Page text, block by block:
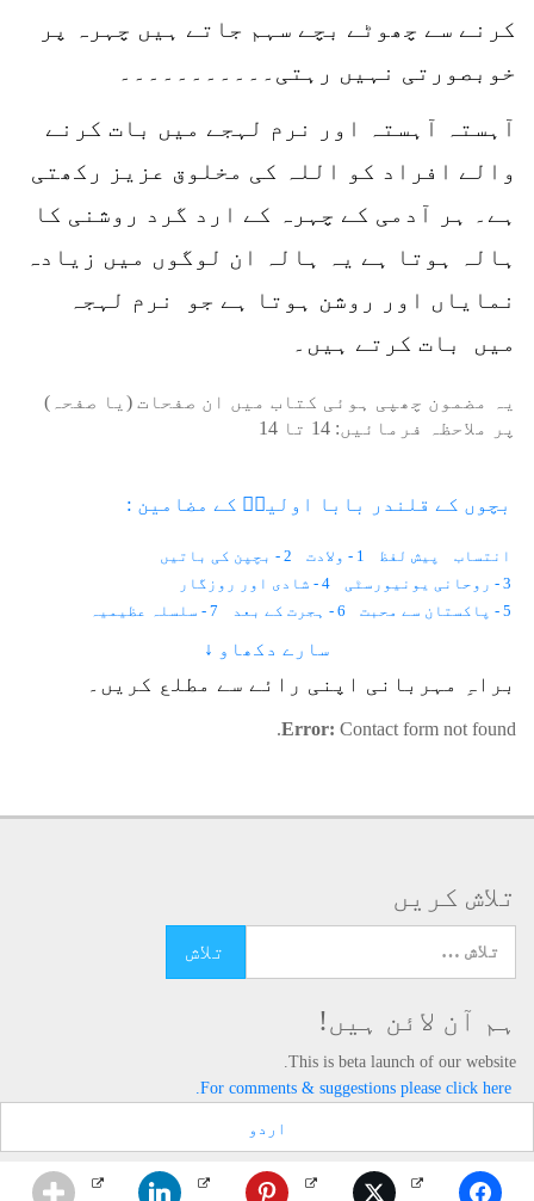
کرنے سے چھوٹے بچے سہم جاتے ہیں چہرہ پر
خوبصورتی نہیں رہتی۔۔۔۔۔۔۔۔۔۔۔
آہستہ آہستہ اور نرم لہجے میں بات کرنے
والے افراد کو اللہ کی مخلوق عزیز رکھتی
ہے۔ ہر آدمی کے چہرہ کے ارد گرد روشنی کا
ہالہ ہوتا ہے یہ ہالہ ان لوگوں میں زیادہ
نمایاں اور روشن ہوتا ہے جو نرم لہجہ
میں بات کرتے ہیں۔
یہ مضمون چھپی ہوئی کتاب میں ان صفحات (یا صفحہ)
پر ملاحظہ فرمائیں: 14 تا 14
بچوں کے قلندر بابا اولیاؒ کے مضامین :
انتساب پیش لفظ 1 - ولادت
2 - بچپن کی باتیں
3 - روحانی یونیورسٹی
4 - شادی اور روزگار
5 - پاکستان سے محبت
6 - ہجرت کے بعد 7 - سلسلہ عظیمیہ
10 - دسترخوان
11 - بچوں سے محبت 12 - جذبات کا احترام
13 - دوستوں کی محفل
سارے دکھاو ↓
براہِ مہربانی اپنی رائے سے مطلع کریں۔
Error: Contact form not found.
تلاش کریں
ہم آن لائن ہیں!
This is beta launch of our website.
For comments & suggestions please click here.
اردو